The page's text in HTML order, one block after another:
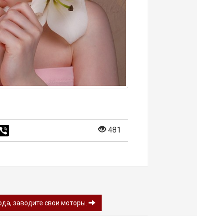
481
заводите свои моторы.